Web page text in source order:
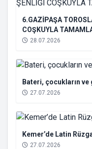
6.GAZİPAŞA
COŞKUYLA
28.07.2026
Bateri, çocukların
27.07.2026
Kemer’de Latin
27.07.2026